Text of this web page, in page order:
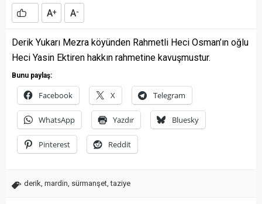
A+ A-
Derik Yukarı Mezra köyünden Rahmetli Heci Osman’ın oğlu
Heci Yasin Ektiren hakkın rahmetine kavuşmustur.
Bunu paylaş:
Facebook X Telegram
WhatsApp Yazdır Bluesky
Pinterest Reddit
derik mardin sürmanşet ,taziye